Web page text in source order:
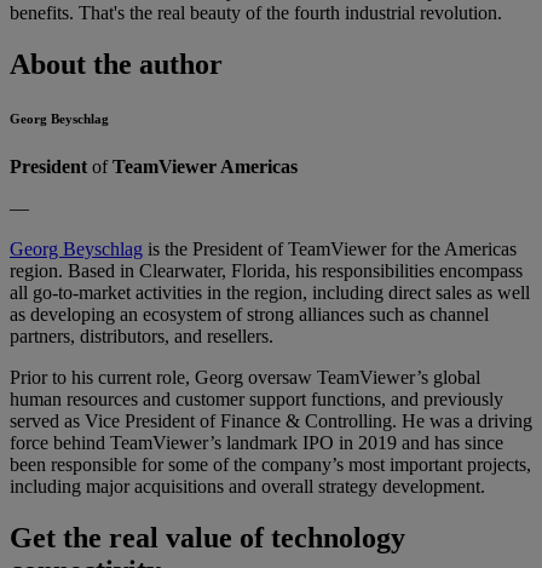
benefits. That's the real beauty of the fourth industrial revolution.
About the author
Georg Beyschlag
President ofTeamViewer Americas
—
Georg Beyschlag is the President of TeamViewer for the Americas
region. Based in Clearwater, Florida, his responsibilities encompass
all go-to-market activities in the region, including direct sales as well
as developing an ecosystem of strong alliances such as channel
partners, distributors, and resellers.
Prior to his current role, Georg oversaw TeamViewer’s global
human resources and customer support functions, and previously
served as Vice President of Finance & Controlling. He was a driving
force behind TeamViewer’s landmark IPO in 2019 and has since
been responsible for some of the company’s most important projects,
including major acquisitions and overall strategy development.
Get the real value of technology